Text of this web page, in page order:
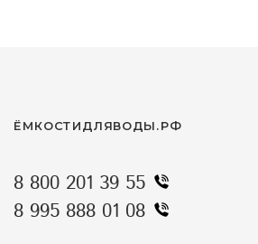
ЁМКОСТИДЛЯВОДЫ.РФ
8 800 201 39 55
8 995 888 01 08